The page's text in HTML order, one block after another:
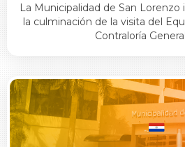
La Municipalidad de San Lorenzo
la culminación de la visita del
Contraloría